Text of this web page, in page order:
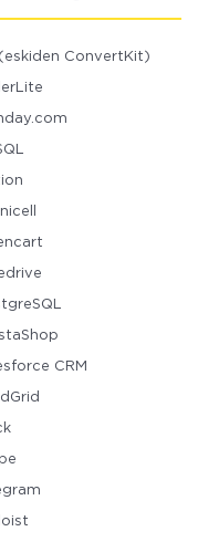
ConvertKit)
CRM